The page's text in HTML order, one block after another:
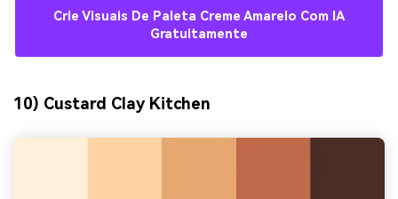
Crie Visuais De Paleta Creme Amarelo Com IA
Gratuitamente
10) Custard Clay Kitchen